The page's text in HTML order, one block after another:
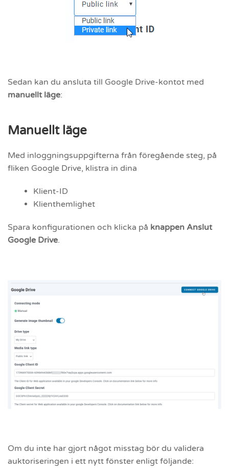
Sedan kan du ansluta till Google Drive-kontot med
manuellt läge:
Manuellt läge
Med inloggningsuppgifterna från föregående steg, på
fliken Google Drive, klistra in dina
Klient-ID
Klienthemlighet
Spara konfigurationen och klicka på knappen Anslut
Google Drive.
Om du inte har gjort något misstag bör du validera
auktoriseringen i ett nytt fönster enligt följande: